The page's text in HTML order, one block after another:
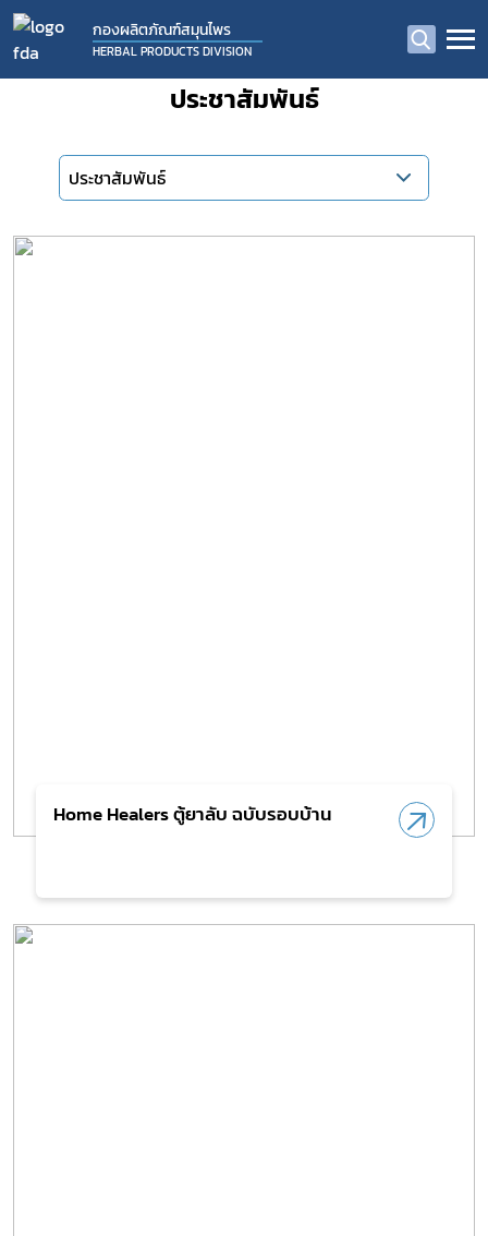
กองผลิตภัณฑ์สมุนไพร
HERBAL PRODUCTS DIVISION
ประชาสัมพันธ์
ประชาสัมพันธ์
Home Healers ตู้ยาลับ ฉบับรอบบ้าน